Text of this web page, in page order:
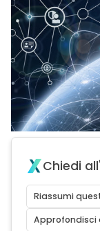
Chiedi
Riassumi
Approfondisci